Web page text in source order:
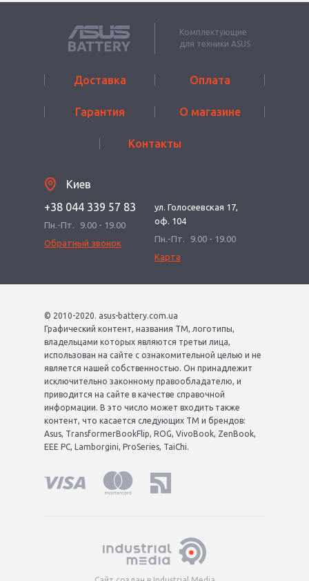
Комплектующие
для техники ASUS
Доставка Оплата
Гарантия О магазине
Контакты
Киев
+38 044 339 57 83
Пн.-Пт.
9.00 - 19.00
Обратный звонок
ул. Голосеевская 17,
оф. 104
Пн.-Пт.
9.00 - 19.00
Карта
© 2010-2020. asus-battery.com.ua
Графический контент, названия ТМ, логотипы,
владельцами которых являются третьи лица,
использован на сайте с ознакомительной целью и не
является нашей собственностью. Он принадлежит
исключительно законному правообладателю, и
приводится на сайте в качестве справочной
информации. В это число может входить также
контент, что касается следующих ТМ и брендов:
Asus, TransformerBookFlip, ROG, VivoBook, ZenBook,
EEE PC, Lamborgini, ProSeries, TaiChi.